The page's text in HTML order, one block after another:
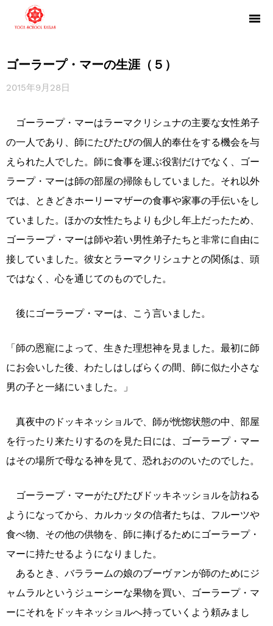
ゴーラープ・マーの生涯（５）
2015年9月28日
ゴーラープ・マーはラーマクリシュナの主要な女性弟子
の一人であり、師にたびたびの個人的奉仕をする機会を与
えられた人でした。師に食事を運ぶ役割だけでなく、ゴー
ラープ・マーは師の部屋の掃除もしていました。それ以外
では、ときどきホーリーマザーの食事や家事の手伝いをし
ていました。ほかの女性たちよりも少し年上だったため、
ゴーラープ・マーは師や若い男性弟子たちと非常に自由に
接していました。彼女とラーマクリシュナとの関係は、頭
ではなく、心を通じてのものでした。
後にゴーラープ・マーは、こう言いました。
「師の恩寵によって、生きた理想神を見ました。最初に師
にお会いした後、わたしはしばらくの間、師に似た小さな
男の子と一緒にいました。」
真夜中のドッキネッショルで、師が恍惚状態の中、部屋
を行ったり来たりするのを見た日には、ゴーラープ・マー
はその場所で母なる神を見て、恐れおののいたのでした。
ゴーラープ・マーがたびたびドッキネッショルを訪ねる
ようになってから、カルカッタの信者たちは、フルーツや
食べ物、その他の供物を、師に捧げるためにゴーラープ・
マーに持たせるようになりました。
あるとき、バララームの娘のブーヴァンが師のためにジ
ャムラルというジューシーな果物を買い、ゴーラープ・マ
ーにそれをドッキネッショルへ持っていくよう頼みまし